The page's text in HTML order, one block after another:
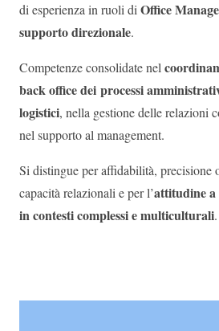
di esperienza in ruoli di Office
supporto direzionale.
Competenze consolidate nel
back office dei processi
logistici, nella gestione delle relazioni
nel supporto al management.
Si distingue per affidabilità, precisione
capacità relazionali e per l’attitudine a
in contesti complessi e multiculturali.